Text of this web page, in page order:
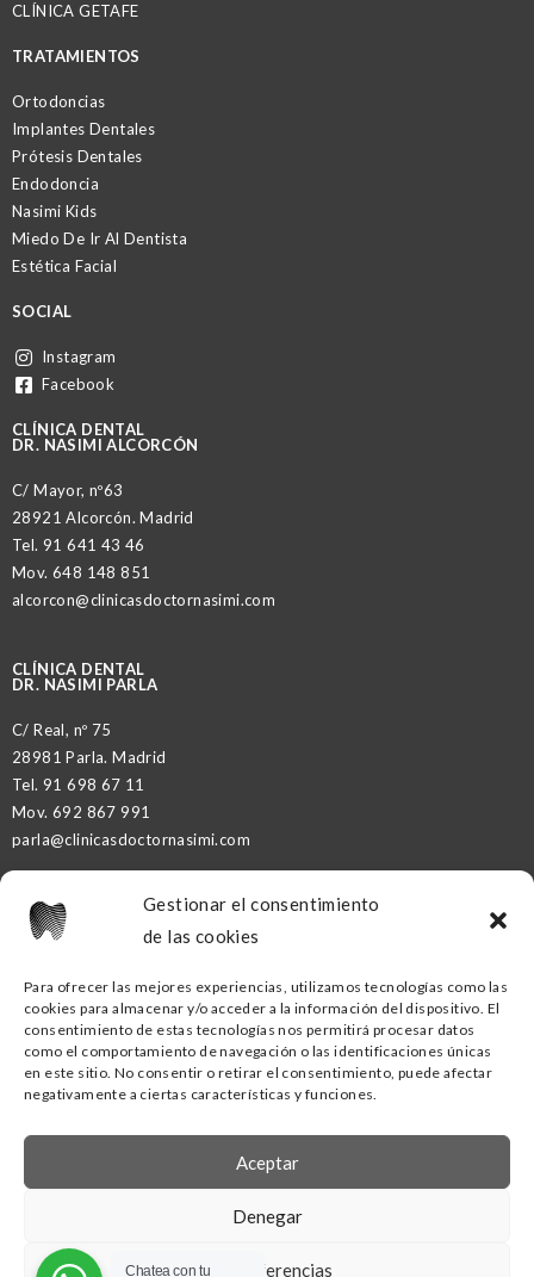
Gestionar el consentimiento
de las cookies
Para ofrecer las mejores experiencias, utilizamos tecnologías como las
cookies para almacenar y/o acceder a la información del dispositivo. El
consentimiento de estas tecnologías nos permitirá procesar datos
como el comportamiento de navegación o las identificaciones únicas
en este sitio. No consentir o retirar el consentimiento, puede afectar
negativamente a ciertas características y funciones.
Aceptar
Denegar
Ver preferencias
CLÍNICA GETAFE
TRATAMIENTOS
Ortodoncias
Implantes Dentales
Prótesis Dentales
Endodoncia
Nasimi Kids
Miedo De Ir Al Dentista
Estética Facial
SOCIAL
Instagram
Facebook
CLÍNICA DENTAL
DR. NASIMI ALCORCÓN
C/ Mayor, nº63
28921 Alcorcón. Madrid
Tel. 91 641 43 46
Mov. 648 148 851
alcorcon@clinicasdoctornasimi.com
CLÍNICA DENTAL
DR. NASIMI PARLA
C/ Real, nº 75
28981 Parla. Madrid
Tel. 91 698 67 11
Mov. 692 867 991
parla@clinicasdoctornasimi.com
DR. NASIMI PARTNER
CLÍNICA DENTAL DR. NASIMI GETAFE
C/ Ramón y Cajal, nº16
28902 Getafe. Madrid
getafe@clinicasdoctornasimi.com
Chatea con tu